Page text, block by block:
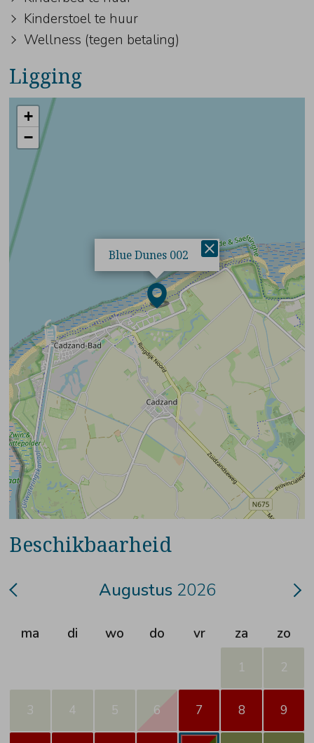
Kinderstoel te huur
Wellness (tegen betaling)
Ligging
Blue Dunes 002
+
−
Beschikbaarheid
Augustus 2026
ma di wo do vr za zo
1 2
3 4 5 6 7 8 9